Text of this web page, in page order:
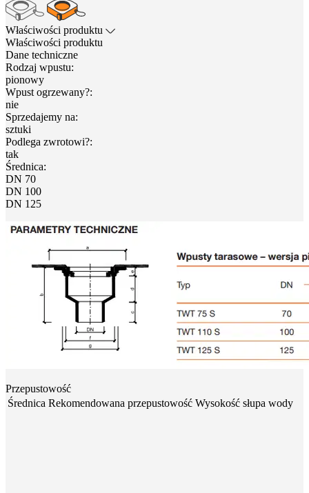
Właściwości produktu
Właściwości produktu
Dane techniczne
Rodzaj wpustu:
pionowy
Wpust ogrzewany?:
nie
Sprzedajemy na:
sztuki
Podlega zwrotowi?:
tak
Średnica:
DN 70
DN 100
DN 125
Przepustowość
Średnica Rekomendowana przepustowość Wysokość słupa wody